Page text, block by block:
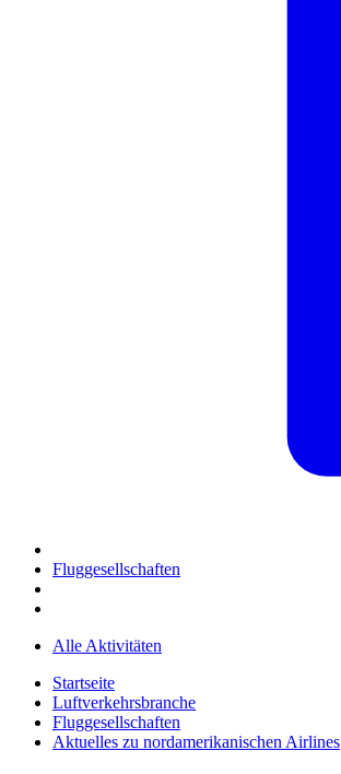
Fluggesellschaften
Alle Aktivitäten
Startseite
Luftverkehrsbranche
Fluggesellschaften
Aktuelles zu nordamerikanischen Airlines